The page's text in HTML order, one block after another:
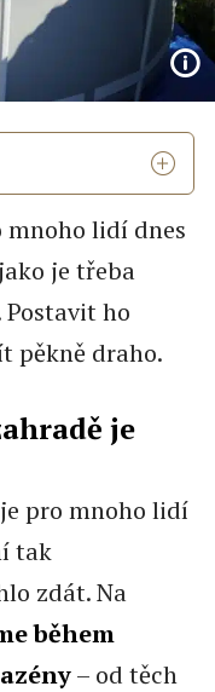
mnoho lidí dnes
je třeba
ho
pěkně draho.
je
pro mnoho lidí
tak
zdát. Na
během
– od těch